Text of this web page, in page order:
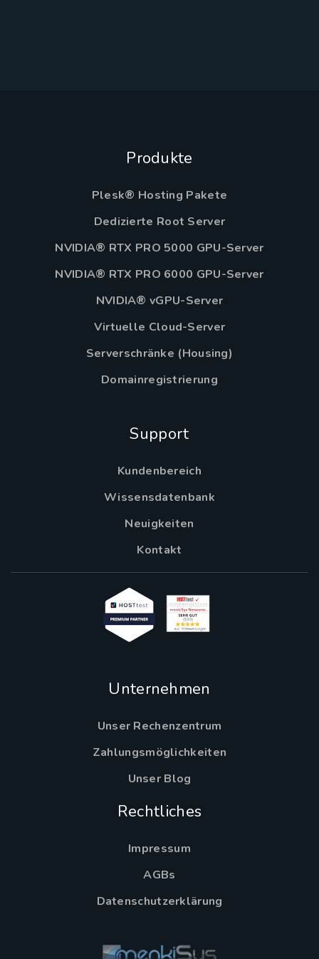
Produkte
Plesk® Hosting Pakete
Dedizierte Root Server
NVIDIA® RTX PRO 5000 GPU-Server
NVIDIA® RTX PRO 6000 GPU-Server
NVIDIA® vGPU-Server
Virtuelle Cloud-Server
Serverschränke (Housing)
Domainregistrierung
Support
Kundenbereich
Wissensdatenbank
Neuigkeiten
Kontakt
Unternehmen
Unser Rechenzentrum
Zahlungsmöglichkeiten
Unser Blog
Rechtliches
Impressum
AGBs
Datenschutzerklärung